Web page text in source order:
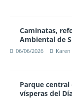
Caminatas,
Ambiental de
06/06/2026 Karen
Parque central
vísperas del